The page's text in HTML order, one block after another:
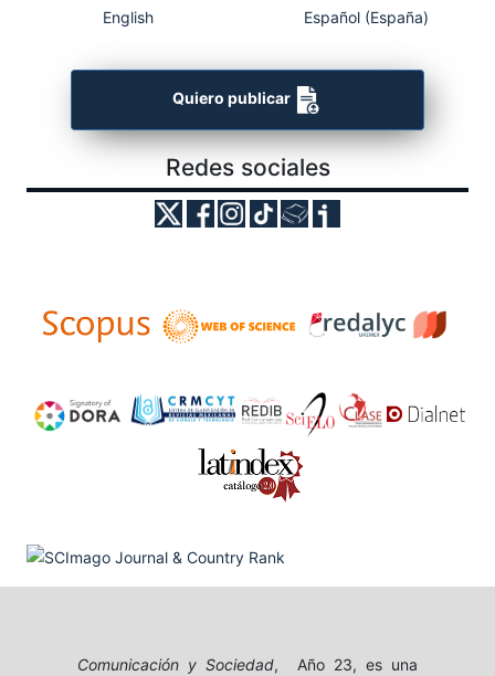
English Español (España)
Quiero publicar
Redes sociales
Comunicación y Sociedad, Año 23, es una